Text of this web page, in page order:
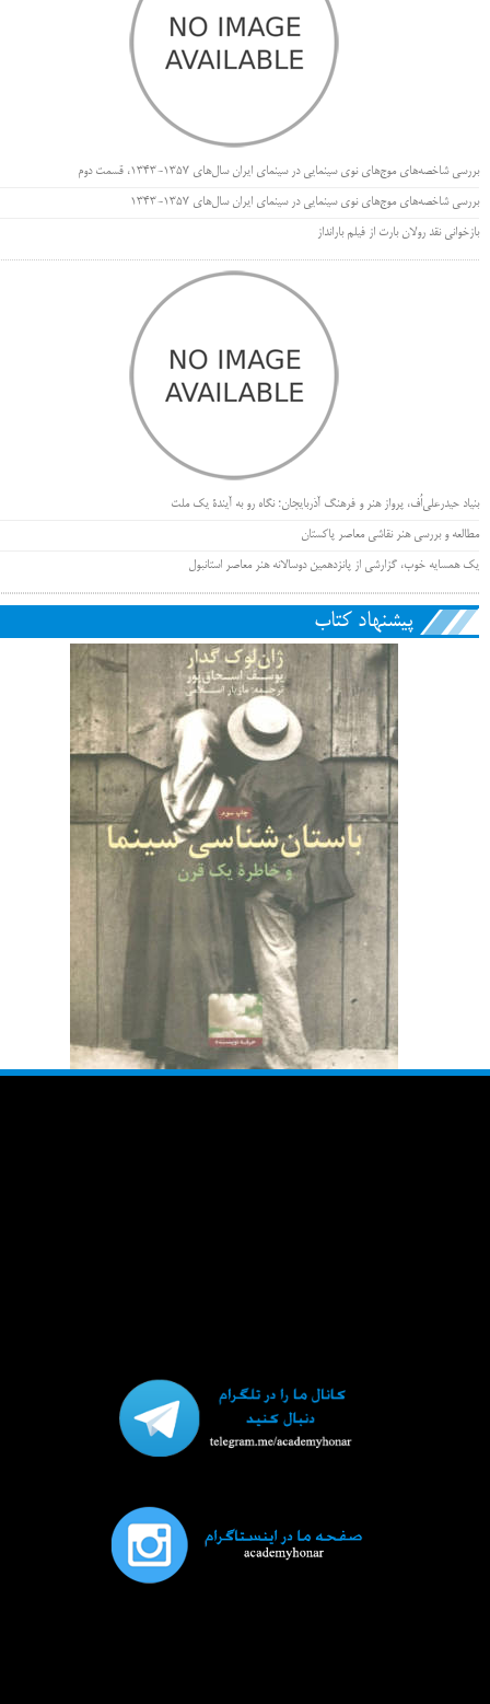
بررسی شاخصه‌های موج‌های نوی سینمایی در سینمای ایران سال‌های 1357-1343، قسمت دوم
بررسی شاخصه‌های موج‌های نوی سینمایی در سینمای ایران سال‌های 1357-1343
بازخوانی نقد رولان بارت از فیلم بارانداز
بنیاد حیدرعلی‌اُف، پرواز هنر و فرهنگ آذربایجان؛ نگاه رو به آیندۀ یک ملت
مطالعه و بررسی هنر نقاشی معاصر پاکستان
یک همسایه خوب، گزارشی از پانزدهمین دوسالانه هنر معاصر استانبول
پیشنهاد کتاب